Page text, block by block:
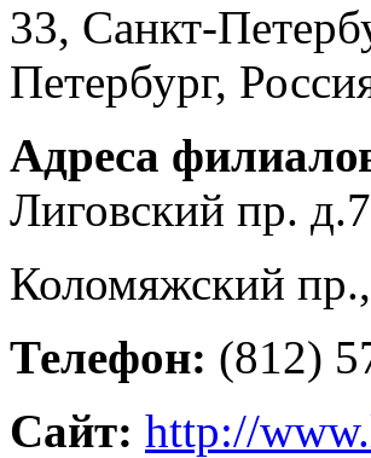
33, Санкт-
Петербург,
Адреса
Лиговский пр.
Коломяжский
Телефон: (812)
Сайт: http://